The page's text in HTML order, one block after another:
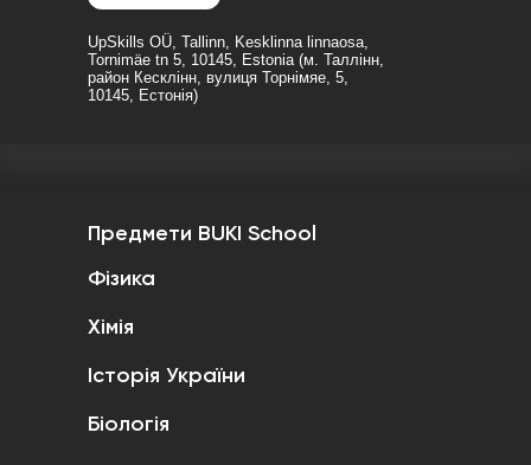
UpSkills OÜ, Tallinn, Kesklinna linnaosa,
Tornimäe tn 5, 10145, Estonia (м. Таллінн,
район Кесклінн, вулиця Торнімяе, 5,
10145, Естонія)
Предмети BUKI School
Фізика
Хімія
Історія України
Біологія